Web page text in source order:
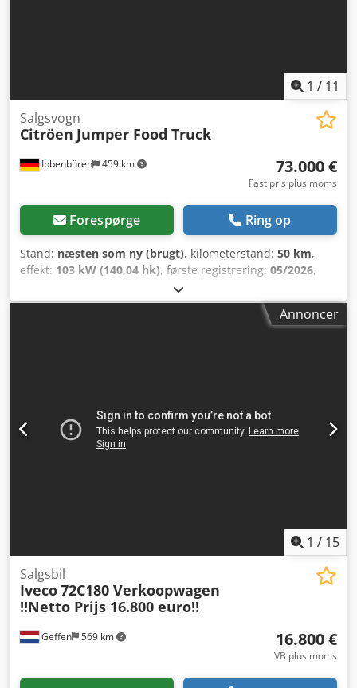
1 / 11
Ibbenbüren 459 km
Salgsvogn
Citröen Jumper Food Truck
73.000 €
Fast pris plus moms
Forespørge Ring op
Stand: næsten som ny (brugt), kilometerstand: 50 km,
effekt: 103 kW (140,04 hk), første registrering: 05/2026,
, samlet vægt:
lastrum:3.700 mm, læsningsbredde:2.200 mm,
ABS, fartpilot,
Udsugningshætte. Delvis udbygning i rustfrit stål. Og
meget mere ... Finansiering muligt for Tyskland og Østrig!
Levering i hele Europa og til Schweiz mod tillæg mulig.
Annoncer
1 / 15
Geffen 569 km
Salgsbil
Iveco72C180 Verkoopwagen
!!Netto Prijs 16.800 euro!!
16.800 €
VB plus moms